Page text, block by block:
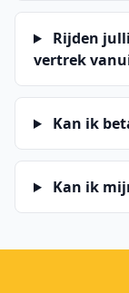
Rijden
vertrek
Kan ik
Kan ik